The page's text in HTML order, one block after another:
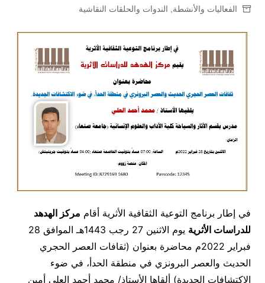
الفعاليات والأنشطة
الندوات والحلقات النقاشية
في إطار برنامج التوعية الثقافية الأثرية أقام مركز الهدهد
للدراسات الأثرية
يوم الاثنين 27 رجب 1443هـ الموافق 28
فبراير 2022م محاضرة بعنوان (ثقافات العصر الحجري
الحديث والعصر البرونزي في منطقة الحدأ، في ضوء
الاكتشافات الجديدة) ألقاها الأستاذ/ محمد أحمد العلي أمين